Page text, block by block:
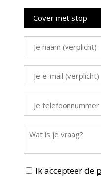
Ik accepteer de